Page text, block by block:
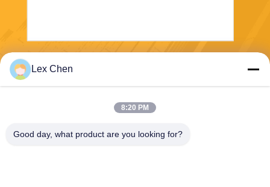
Lex Chen
8:20 PM
Good day, what product are you looking for?